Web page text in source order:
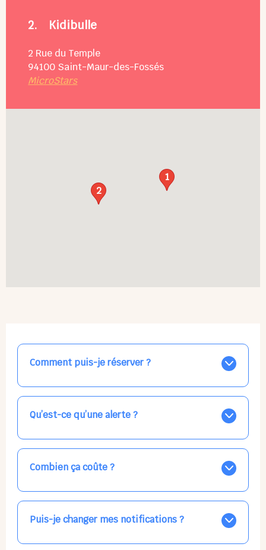
2. Kidibulle
2 Rue du Temple
94100 Saint-Maur-des-Fossés
MicroStars
1
2
Comment puis-je réserver ?
Nos places libres au quotidien sont affichées jour par
jour dans le calendrier ci-dessus, EN BLEU. Tapez sur
celle qui vous intéresse, choisissez vos horaires, et la
confirmation est immédiate ! Vos accueils
Qu’est-ce qu’une alerte ?
Vous avez besoin d'une solution d'accueil pour une
date précise, ou pour un jour régulier dans la semaine,
mais les places disponibles EN BLEU ne correspondent
pas ? Créez une alerte ponctuelle ou récurrente, ainsi
Combien ça coûte ?
Votre accueil est normalement facturé par la direction
de la crèche, en fin de mois, selon votre taux horaire
habituel. N'hésitez pas à confirmer directement avec
l'équipe lors de la prochaine visite !
Puis-je changer mes notifications ?
Dans votre profil (bouton bleu en haut à droite), vous